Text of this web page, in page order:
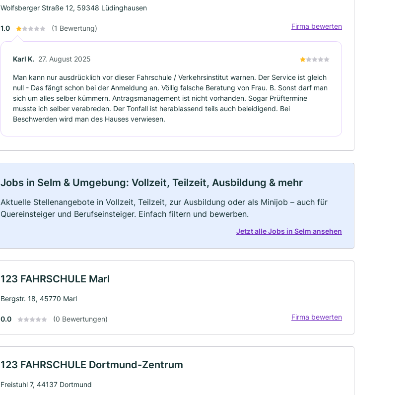
Wolfsberger Straße 12, 59348 Lüdinghausen
1.0 (1 Bewertung) Firma bewerten
Karl K. 27. August 2025
Man kann nur ausdrücklich vor dieser Fahrschule / Verkehrsinstitut warnen. Der Service ist gleich
null - Das fängt schon bei der Anmeldung an. Völlig falsche Beratung von Frau. B. Sonst darf man
sich um alles selber kümmern. Antragsmanagement ist nicht vorhanden. Sogar Prüftermine
musste ich selber verabreden. Der Tonfall ist herablassend teils auch beleidigend. Bei
Beschwerden wird man des Hauses verwiesen.
Jobs in Selm & Umgebung: Vollzeit, Teilzeit, Ausbildung & mehr
Aktuelle Stellenangebote in Vollzeit, Teilzeit, zur Ausbildung oder als Minijob – auch für
Quereinsteiger und Berufseinsteiger. Einfach filtern und bewerben.
Jetzt alle Jobs in Selm ansehen
123 FAHRSCHULE Marl
Bergstr. 18, 45770 Marl
0.0 (0 Bewertungen) Firma bewerten
123 FAHRSCHULE Dortmund-Zentrum
Freistuhl 7, 44137 Dortmund